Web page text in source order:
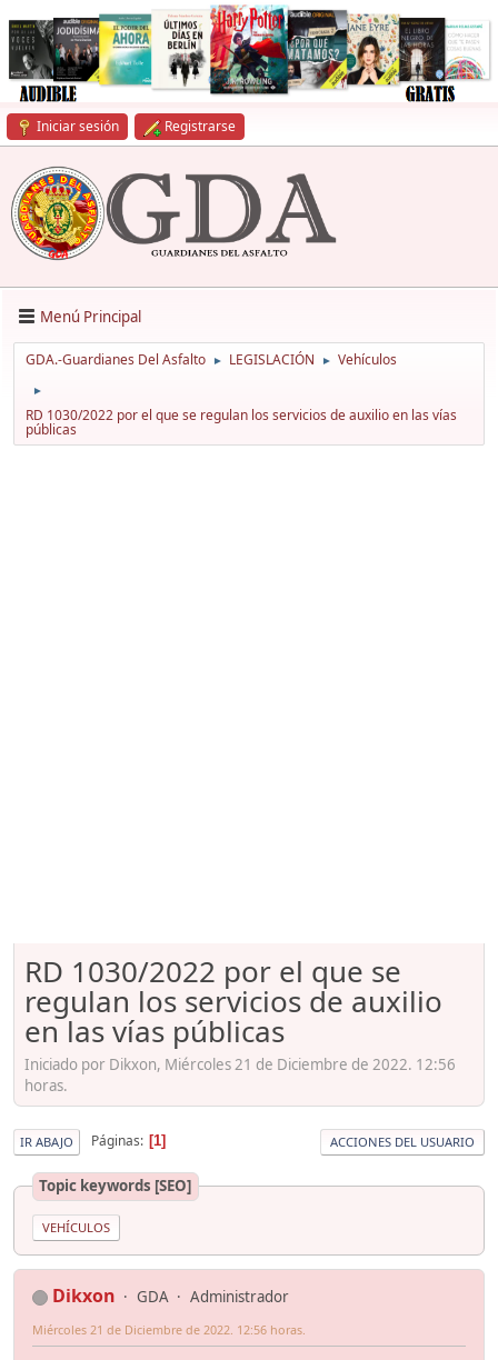
Iniciar sesión Registrarse
Menú Principal
GDA.-Guardianes Del Asfalto ► LEGISLACIÓN ► Vehículos
►
RD 1030/2022 por el que se regulan los servicios de auxilio en las vías
públicas
RD 1030/2022 por el que se
regulan los servicios de auxilio
en las vías públicas
Iniciado por Dikxon, Miércoles 21 de Diciembre de 2022. 12:56
horas.
IR ABAJO Páginas 1 ACCIONES DEL USUARIO
Topic keywords [SEO]
VEHÍCULOS
Dikxon GDA Administrador
Miércoles 21 de Diciembre de 2022. 12:56 horas.